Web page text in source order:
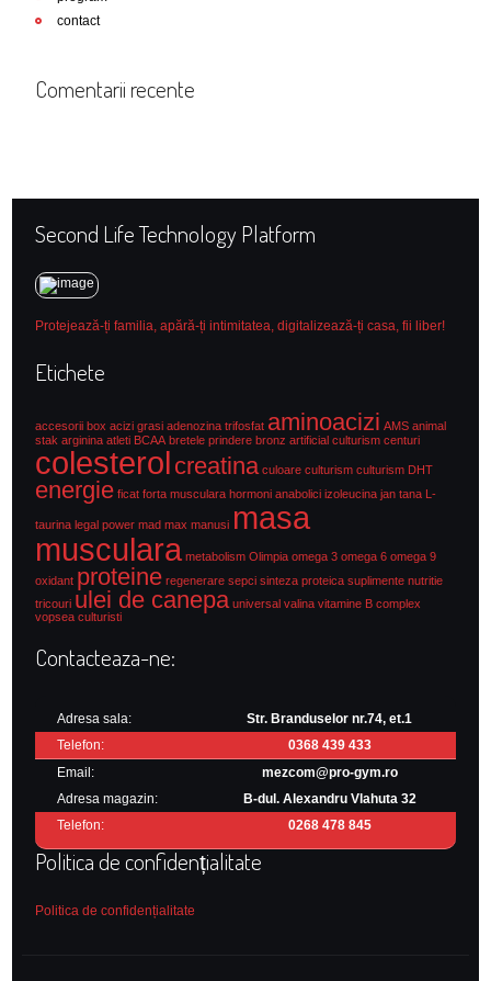
contact
Comentarii recente
Second Life Technology Platform
Protejează-ți familia, apără-ți intimitatea, digitalizează-ți casa, fii liber!
Etichete
accesorii box acizi grasi adenozina trifosfat aminoacizi AMS animal
stak arginina atleti BCAA bretele prindere bronz artificial culturism centuri
colesterol creatina culoare culturism culturism DHT
energie ficat forta musculara hormoni anabolici izoleucina jan tana L-
taurina legal power mad max manusi masa
musculara metabolism Olimpia omega 3 omega 6 omega 9
oxidant proteine regenerare sepci sinteza proteica suplimente nutritie
tricouri ulei de canepa universal valina vitamine B complex
vopsea culturisti
Contacteaza-ne:
Adresa sala:
Str. Branduselor nr.74, et.1
Telefon:
0368 439 433
Email:
mezcom@pro-gym.ro
Adresa magazin:
B-dul. Alexandru Vlahuta 32
Telefon:
0268 478 845
Politica de confidențialitate
Politica de confidențialitate